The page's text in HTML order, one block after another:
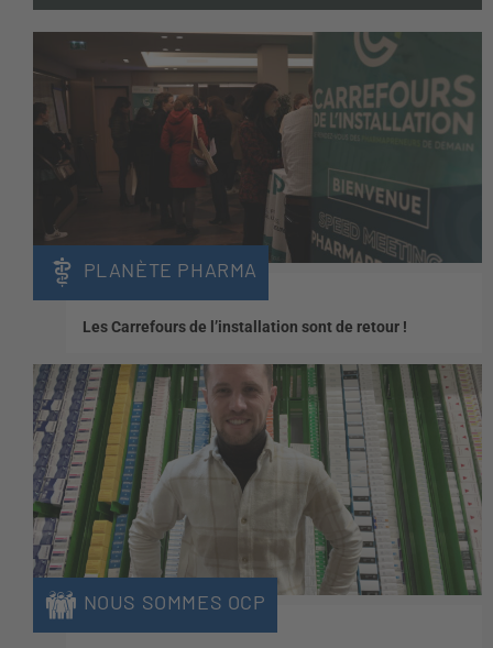
PLANÈTE PHARMA
Les Carrefours de l’installation sont de retour !
NOUS SOMMES OCP